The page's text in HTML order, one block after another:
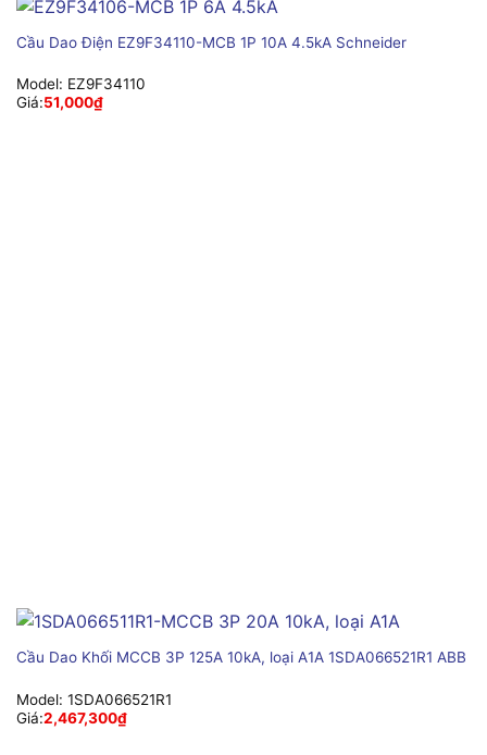
Cầu Dao Điện EZ9F34110-MCB 1P 10A 4.5kA Schneider
Model: EZ9F34110
Giá:51,000₫
Cầu Dao Khối MCCB 3P 125A 10kA, loại A1A 1SDA066521R1 ABB
Model: 1SDA066521R1
Giá:2,467,300₫